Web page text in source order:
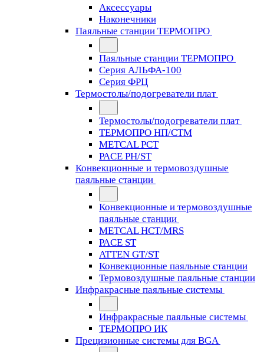
Аксессуары
Наконечники
Паяльные станции ТЕРМОПРО
Паяльные станции ТЕРМОПРО
Серия АЛЬФА-100
Серия ФРЦ
Термостолы/подогреватели плат
Термостолы/подогреватели плат
ТЕРМОПРО НП/СТМ
METCAL PCT
PACE PH/ST
Конвекционные и термовоздушные
паяльные станции
Конвекционные и термовоздушные
паяльные станции
METCAL HCT/MRS
PACE ST
ATTEN GT/ST
Конвекционные паяльные станции
Термовоздушные паяльные станции
Инфракрасные паяльные системы
Инфракрасные паяльные системы
ТЕРМОПРО ИК
Прецизионные системы для BGA